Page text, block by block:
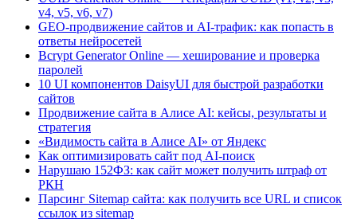
v4, v5, v6, v7)
GEO-продвижение сайтов и AI-трафик: как попасть в
ответы нейросетей
Bcrypt Generator Online — хеширование и проверка
паролей
10 UI компонентов DaisyUI для быстрой разработки
сайтов
Продвижение сайта в Алисе AI: кейсы, результаты и
стратегия
«Видимость сайта в Алисе AI» от Яндекс
Как оптимизировать сайт под AI-поиск
Нарушаю 152ФЗ: как сайт может получить штраф от
РКН
Парсинг Sitemap сайта: как получить все URL и список
ссылок из sitemap